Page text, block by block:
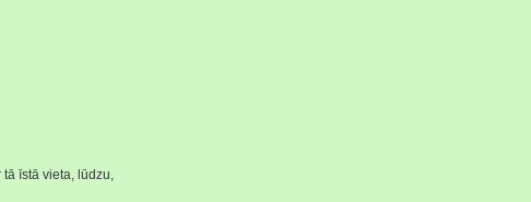
īstā vieta, lūdzu,